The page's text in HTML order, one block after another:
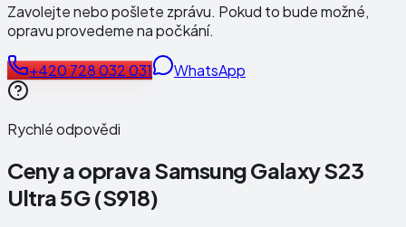
Zavolejte nebo pošlete zprávu. Pokud to bude možné,
opravu provedeme na počkání.
+420 728 032 031 WhatsApp
Rychlé odpovědi
Ceny a opravaSamsung Galaxy S23
Ultra 5G (S918)